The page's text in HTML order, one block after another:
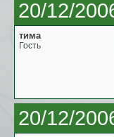
20/12/
тима
Гость
20/12/